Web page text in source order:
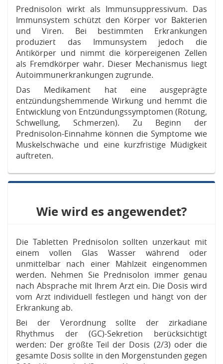
Prednisolon wirkt als Immunsuppressivum. Das
Immunsystem schützt den Körper vor Bakterien
und Viren. Bei bestimmten Erkrankungen
produziert das Immunsystem jedoch die
Antikörper und nimmt die körpereigenen Zellen
als Fremdkörper wahr. Dieser Mechanismus liegt
Autoimmunerkrankungen zugrunde.
Das Medikament hat eine ausgeprägte
entzündungshemmende Wirkung und hemmt die
Entwicklung von Entzündungssymptomen (Rötung,
Schwellung, Schmerzen). Zu Beginn der
Prednisolon-Einnahme können die Symptome wie
Muskelschwäche und eine kurzfristige Müdigkeit
auftreten.
Wie wird es angewendet?
Die Tabletten Prednisolon sollten unzerkaut mit
einem vollen Glas Wasser während oder
unmittelbar nach einer Mahlzeit eingenommen
werden. Nehmen Sie Prednisolon immer genau
nach Absprache mit Ihrem Arzt ein. Die Dosis wird
vom Arzt individuell festlegen und hängt von der
Erkrankung ab.
Bei der Verordnung sollte der zirkadiane
Rhythmus der (GC)-Sekretion berücksichtigt
werden: Der größte Teil der Dosis (2/3) oder die
gesamte Dosis sollte in den Morgenstunden gegen